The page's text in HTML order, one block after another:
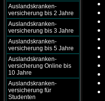
Auslandskranken-
versicherung bis 2 Jahre
Auslandskranken-
versicherung bis 3 Jahre
Auslandskranken-
versicherung bis 5 Jahre
Auslandskranken-
versicherung Online bis
10 Jahre
Auslandskranken-
versicherung für
Studenten